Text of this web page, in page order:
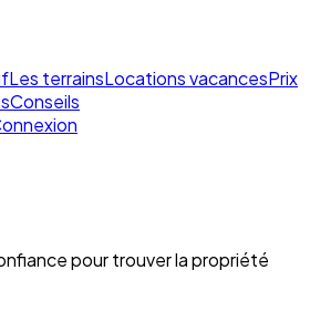
Les terrainsLocations vacancesPrix
Conseils
pour trouver la propriété